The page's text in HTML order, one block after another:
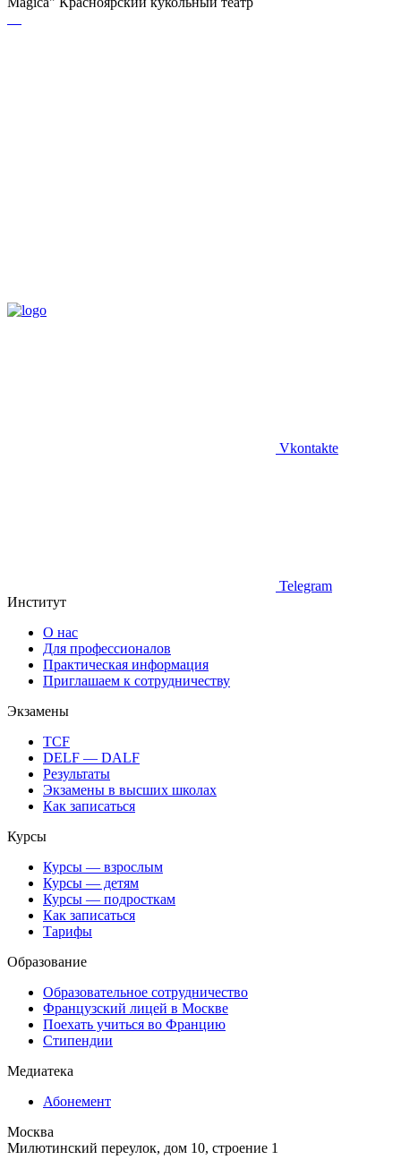
Vkontakte
Telegram
Институт
О нас
Для профессионалов
Практическая информация
Приглашаем к сотрудничеству
Экзамены
TCF
DELF — DALF
Результаты
Экзамены в высших школах
Как записаться
Курсы
Курсы — взрослым
Курсы — детям
Курсы — подросткам
Как записаться
Тарифы
Образование
Образовательное сотрудничество
Французский лицей в Москве
Поехать учиться во Францию
Стипендии
Медиатека
Абонемент
Москва
Милютинский переулок, дом 10, строение 1